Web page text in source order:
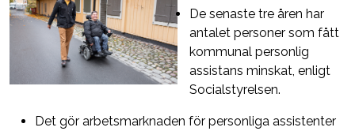
De senaste tre åren har
antalet personer som fått
kommunal personlig
assistans minskat, enligt
Socialstyrelsen.
Det gör arbetsmarknaden för personliga assistenter